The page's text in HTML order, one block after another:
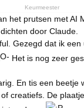
Keurmeester
het prutsen met AI
door Claude.
Gezegd dat ik
Het is nog zeer
En tis een beetje
creatiefs. De